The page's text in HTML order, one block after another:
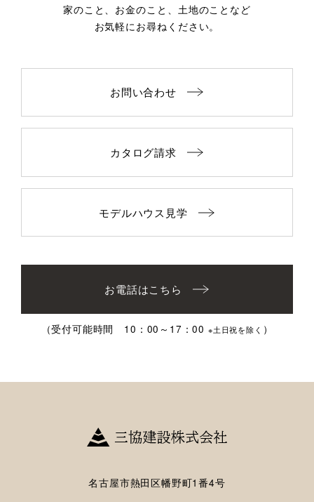
家のこと、お金のこと、土地のことなど
お気軽にお尋ねください。
お問い合わせ
カタログ請求
モデルハウス見学
お電話はこちら
（受付可能時間 10：00～17：00 ※土日祝を除く ）
名古屋市熱田区幡野町1番4号